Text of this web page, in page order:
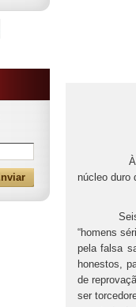
Às
núcleo duro
Seis
“homens
pela falsa
honestos,
de
ser